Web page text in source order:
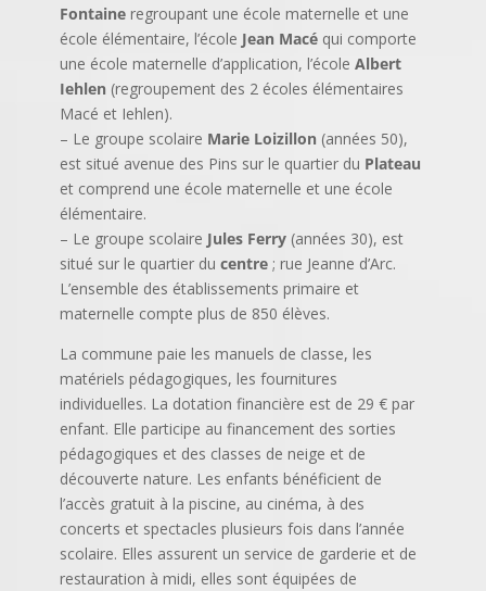
Fontaineregroupant une école maternelle et une
école élémentaire, l’école Jean Macéqui comporte
une école maternelle d’application, l’école Albert
Iehlen (regroupement des 2 écoles élémentaires
Macé et Iehlen).
– Le groupe scolaire Marie Loizillon (années 50),
est situé avenue des Pins sur le quartier du Plateau
et comprend une école maternelle et une école
élémentaire.
– Le groupe scolaire Jules Ferry(années 30), est
situé sur le quartier du centre; rue Jeanne d’Arc.
L’ensemble des établissements primaire et
maternelle compte plus de 850 élèves.
La commune paie les manuels de classe, les
matériels pédagogiques, les fournitures
individuelles. La dotation financière est de 29 € par
enfant. Elle participe au financement des sorties
pédagogiques et des classes de neige et de
découverte nature. Les enfants bénéficient de
l’accès gratuit à la piscine, au cinéma, à des
concerts et spectacles plusieurs fois dans l’année
scolaire. Elles assurent un service de garderie et de
restauration à midi, elles sont équipées de